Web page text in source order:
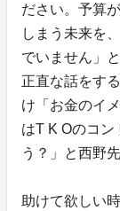
ださい。予算
しまう未来を
でいません」
正直な話をす
け「お金のイ
はT K Oのコン
う？」と西野
助けて欲しい